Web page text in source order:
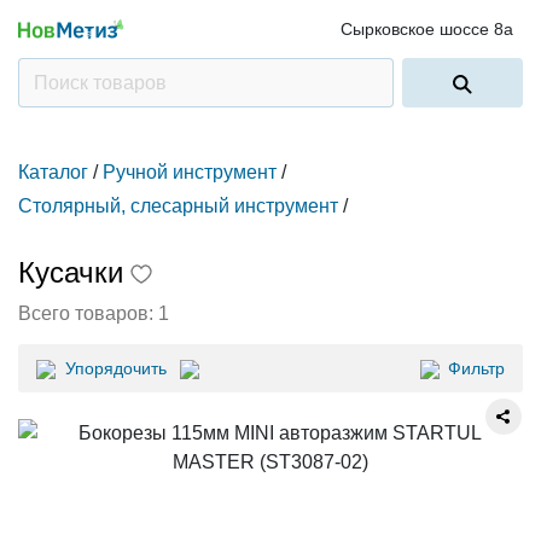
Сырковское шоссе 8а
Каталог / Ручной инструмент /
Столярный, слесарный инструмент /
Кусачки
Всего товаров: 1
Упорядочить Фильтр